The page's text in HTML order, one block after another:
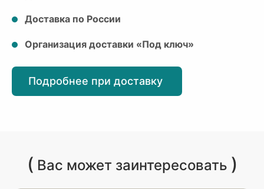
Доставка по России
Организация доставки «Под ключ»
Подробнее при доставку
( Вас может заинтересовать )